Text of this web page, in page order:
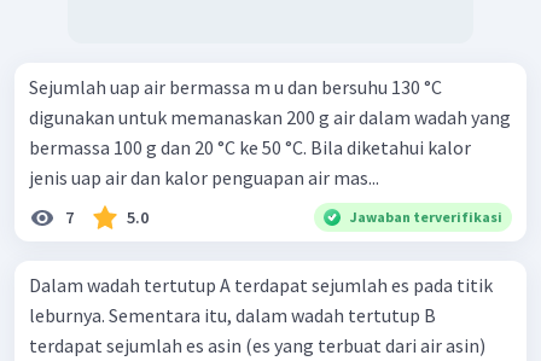
Sejumlah uap air bermassa m u dan bersuhu 130 °C
digunakan untuk memanaskan 200 g air dalam wadah yang
bermassa 100 g dan 20 °C ke 50 °C. Bila diketahui kalor
jenis uap air dan kalor penguapan air mas...
7 5.0 Jawaban terverifikasi
Dalam wadah tertutup A terdapat sejumlah es pada titik
leburnya. Sementara itu, dalam wadah tertutup B
terdapat sejumlah es asin (es yang terbuat dari air asin)